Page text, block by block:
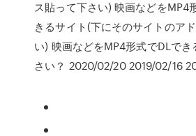
ス貼って下さい) 映画などをMP4
きるサイト(下にそのサイトのア
い) 映画などをMP4形式でDLで
さい？ 2020/02/20 2019/02/16